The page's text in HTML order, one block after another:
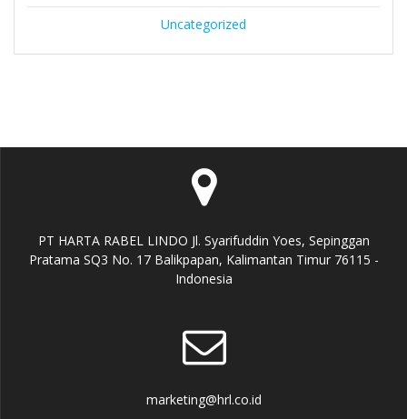
Uncategorized
PT HARTA RABEL LINDO Jl. Syarifuddin Yoes, Sepinggan
Pratama SQ3 No. 17 Balikpapan, Kalimantan Timur 76115 -
Indonesia
marketing@hrl.co.id